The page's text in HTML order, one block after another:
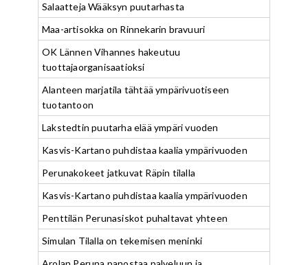
Salaatteja Wääksyn puutarhasta
Maa-artisokka on Rinnekarin bravuuri
OK Lännen Vihannes hakeutuu
tuottajaorganisaatioksi
Alanteen marjatila tähtää ympärivuotiseen
tuotantoon
Lakstedtin puutarha elää ympäri vuoden
Kasvis-Kartano puhdistaa kaalia ympärivuoden
Perunakokeet jatkuvat Räpin tilalla
Kasvis-Kartano puhdistaa kaalia ympärivuoden
Penttilän Perunasiskot puhaltavat yhteen
Simulan Tilalla on tekemisen meninki